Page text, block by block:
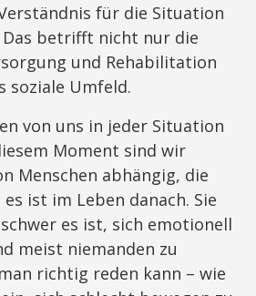
für die Situation
Das betrifft nicht nur die
und Rehabilitation
soziale Umfeld.
von uns in jeder Situation
Moment sind wir
Menschen abhängig, die
ist im Leben danach. Sie
es ist, sich emotionell
meist niemanden zu
richtig reden kann – wie